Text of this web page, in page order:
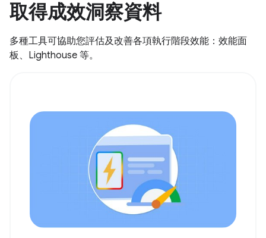
取得成效洞察資料
多種工具可協助您評估及改善各項執行階段效能：效能面
板、Lighthouse 等。